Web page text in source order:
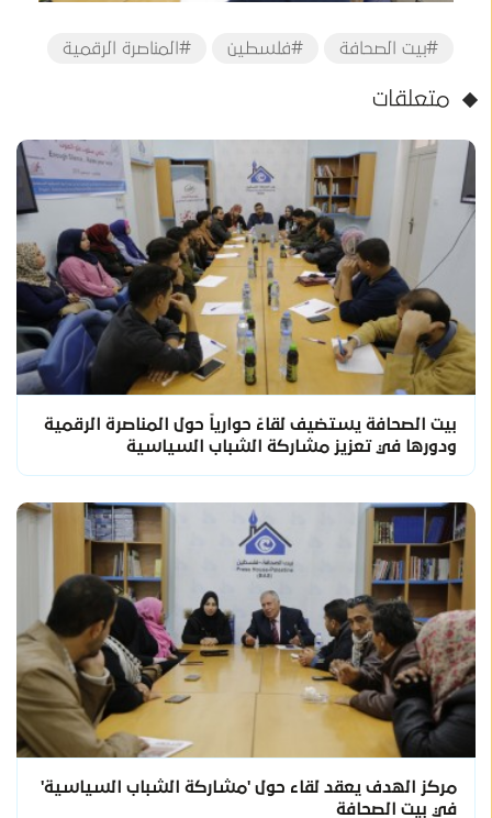
#بيت الصحافة #فلسطين #المناصرة الرقمية
متعلقات
بيت الصحافة يستضيف لقاءً حوارياً حول المناصرة الرقمية
ودورها في تعزيز مشاركة الشباب السياسية
مركز الهدف يعقد لقاء حول 'مشاركة الشباب السياسية'
في بيت الصحافة